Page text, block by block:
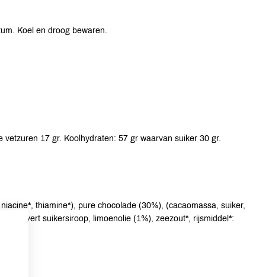
Koel en droog bewaren.
17 gr. Koolhydraten: 57 gr waarvan suiker 30 gr.
thiamine*), pure chocolade (30%), (cacaomassa, suiker,
invert suikersiroop, limoenolie (1%), zeezout*, rijsmiddel*: